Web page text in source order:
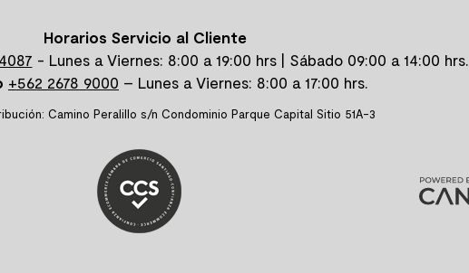
Horarios Servicio al Cliente
- Lunes a Viernes: 8:00 a 19:00 hrs | Sábado 09:00 a 14:00 hrs.
+562 2678 9000 – Lunes a Viernes: 8:00 a 17:00 hrs.
Camino Peralillo s/n Condominio Parque Capital Sitio 51A-3